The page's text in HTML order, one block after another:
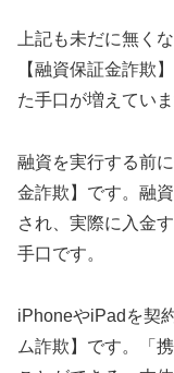
上記も未だに無く
【融資保証金詐欺
た手口が増えていま
融資を実行する前
金詐欺】です。融
され、実際に入金
手口です。
iPhoneやiPadを契
ム詐欺】です。「